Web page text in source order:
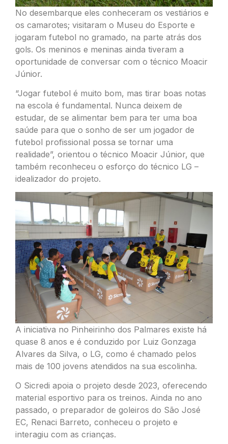
No desembarque eles conheceram os vestiários e
os camarotes; visitaram o Museu do Esporte e
jogaram futebol no gramado, na parte atrás dos
gols. Os meninos e meninas ainda tiveram a
oportunidade de conversar com o técnico Moacir
Júnior.
“Jogar futebol é muito bom, mas tirar boas notas
na escola é fundamental. Nunca deixem de
estudar, de se alimentar bem para ter uma boa
saúde para que o sonho de ser um jogador de
futebol profissional possa se tornar uma
realidade”, orientou o técnico Moacir Júnior, que
também reconheceu o esforço do técnico LG –
idealizador do projeto.
A iniciativa no Pinheirinho dos Palmares existe há
quase 8 anos e é conduzido por Luiz Gonzaga
Alvares da Silva, o LG, como é chamado pelos
mais de 100 jovens atendidos na sua escolinha.
O Sicredi apoia o projeto desde 2023, oferecendo
material esportivo para os treinos. Ainda no ano
passado, o preparador de goleiros do São José
EC, Renaci Barreto, conheceu o projeto e
interagiu com as crianças.